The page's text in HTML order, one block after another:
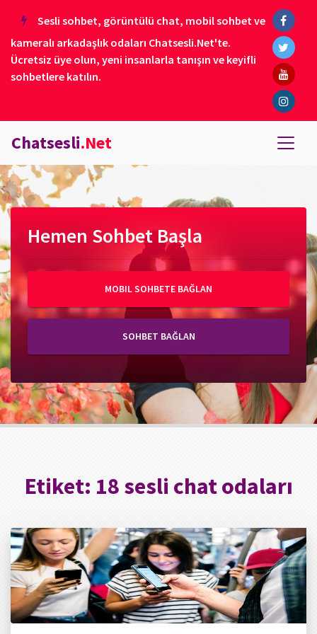
Sesli sohbet, görüntülü chat, mobil sohbet ve
kameralı arkadaşlık odaları Chatsesli.Net'te.
Ücretsiz üye olun, yeni insanlarla tanışın ve keyifli
sohbetlere katılın.
Chatsesli.Net
Hemen Sohbet Başla
MOBIL SOHBETE BAĞLAN
SOHBET BAĞLAN
Etiket: 18 sesli chat odaları